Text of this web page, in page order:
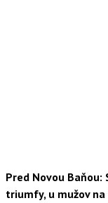
Pred Novou
triumfy, u mužov